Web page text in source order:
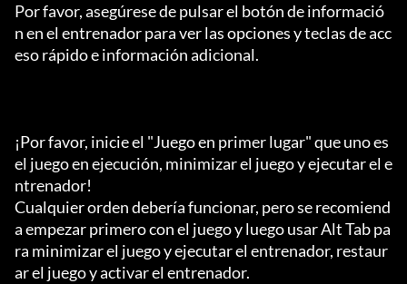
Por favor, asegúrese de pulsar el botón de informació
n en el entrenador para ver las opciones y teclas de acc
eso rápido e información adicional.
¡Por favor, inicie el "Juego en primer lugar" que uno es
el juego en ejecución, minimizar el juego y ejecutar el e
ntrenador!
Cualquier orden debería funcionar, pero se recomiend
a empezar primero con el juego y luego usar Alt Tab pa
ra minimizar el juego y ejecutar el entrenador, restaur
ar el juego y activar el entrenador.